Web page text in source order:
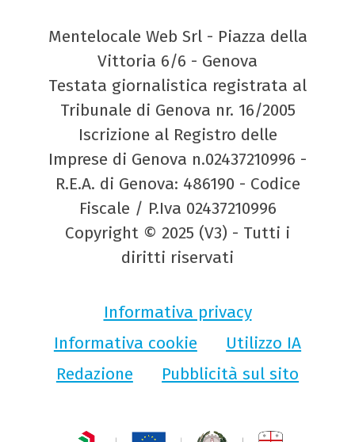
Mentelocale Web Srl - Piazza della
Vittoria 6/6 - Genova
Testata giornalistica registrata al
Tribunale di Genova nr. 16/2005
Iscrizione al Registro delle
Imprese di Genova n.02437210996 -
R.E.A. di Genova: 486190 - Codice
Fiscale / P.Iva 02437210996
Copyright © 2025 (V3) - Tutti i
diritti riservati
Informativa privacy
Informativa cookie
Utilizzo IA
Redazione
Pubblicità sul sito